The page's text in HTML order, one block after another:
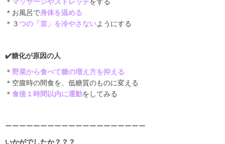
＊ マッサージやストレッチをする
＊お風呂で身体を温める
＊３つの「首」を冷やさないようにする
✔️糖化が原因の人
＊ 野菜から食べて糖の増え方を抑える
＊空腹時の間食を、低糖質のものに変える
＊ 食後１時間以内に運動をしてみる
ーーーーーーーーーーーーーーーーーーーー
いかがでしたか？？？